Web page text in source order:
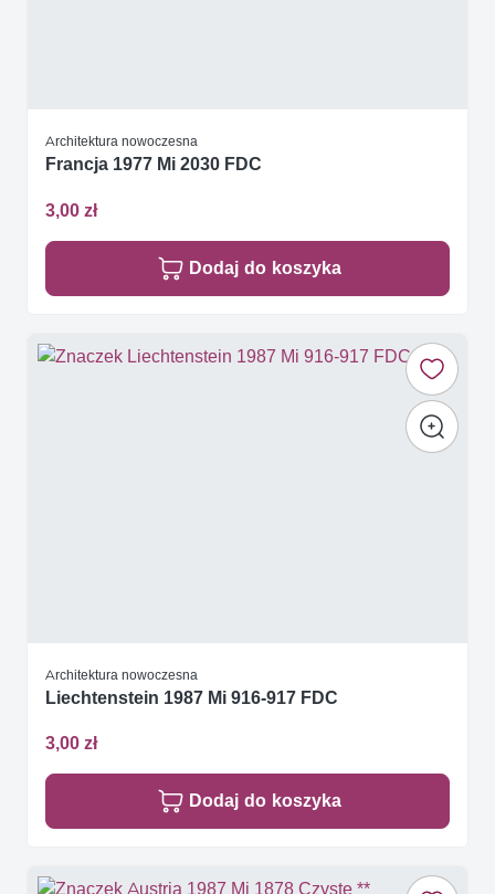
Architektura nowoczesna
Francja 1977 Mi 2030 FDC
3,00 zł
Dodaj do koszyka
Architektura nowoczesna
Liechtenstein 1987 Mi 916-917 FDC
3,00 zł
Dodaj do koszyka